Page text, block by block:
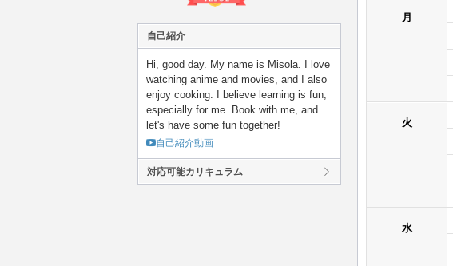
自己紹介
Hi, good day. My name is Misola. I love
watching anime and movies, and I also
enjoy cooking. I believe learning is fun,
especially for me. Book with me, and
let's have some fun together!
自己紹介動画
対応可能カリキュラム
月
火
水